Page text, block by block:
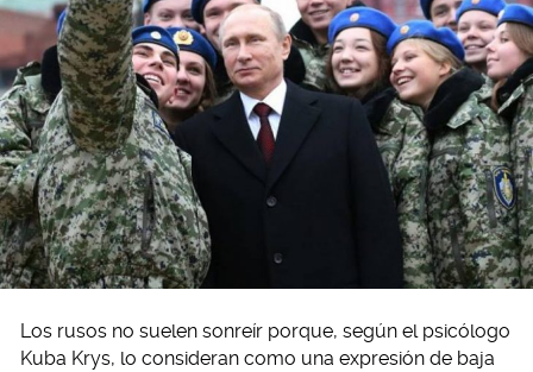
Los rusos no suelen sonreír porque, según el psicólogo
Kuba Krys, lo consideran como una expresión de baja